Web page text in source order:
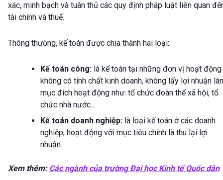
xác, minh bạch và tuân thủ các quy định pháp luật liên quan
tài chính và thuế.
Thông thường, kế toán được chia thành hai loại:
Kế toán công: là kế toán tại những đơn vị hoạt động
không có tính chất kinh doanh, không lấy lợi nhuận
mục đích hoạt động như: tổ chức đoàn thể xã hội, tổ
chức nhà nước…
Kế toán doanh nghiệp: là loại kế toán ở các doanh
nghiệp, hoạt động với mục tiêu chính là thu lại lợi
nhuận.
Xem thêm: Các ngành của trường Đại học Kinh tế Quốc dân